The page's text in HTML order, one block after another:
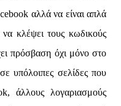
αλλά να είναι απλά
κλέψει τους κωδικούς
πρόσβαση όχι μόνο στο
υπόλοιπες σελίδες που
άλλους λογαριασμούς